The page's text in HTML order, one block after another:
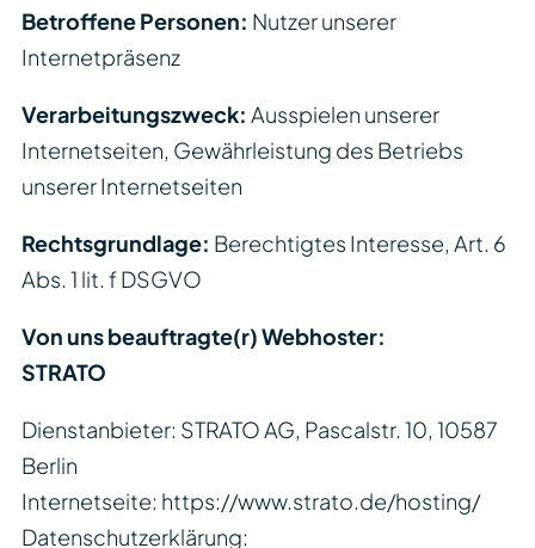
Betroffene Personen: Nutzer unserer
Internetpräsenz
Verarbeitungszweck: Ausspielen unserer
Internetseiten, Gewährleistung des Betriebs
unserer Internetseiten
Rechtsgrundlage: Berechtigtes Interesse, Art. 6
Abs. 1 lit. f DSGVO
Von uns beauftragte(r) Webhoster:
STRATO
Dienstanbieter: STRATO AG, Pascalstr. 10, 10587
Berlin
Internetseite: https://www.strato.de/hosting/
Datenschutzerklärung: